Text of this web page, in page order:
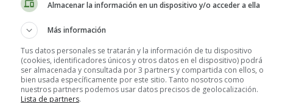
Almacenar la información en un dispositivo y/o acceder a ella
Más información
Tus datos personales se tratarán y la información de tu dispositivo
(cookies, identificadores únicos y otros datos en el dispositivo) podrá
ser almacenada y consultada por 3 partners y compartida con ellos, o
bien usada específicamente por este sitio. Tanto nosotros como
nuestros partners podemos usar datos precisos de geolocalización.
Lista de partners.